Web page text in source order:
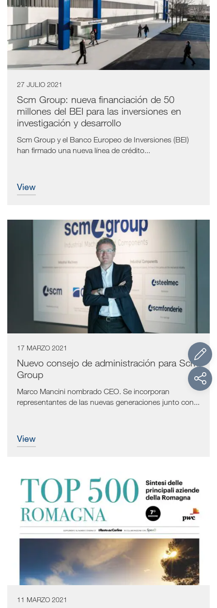
27 JULIO 2021
Scm Group: nueva financiación de 50
millones del BEI para las inversiones en
investigación y desarrollo
Scm Group y el Banco Europeo de Inversiones (BEI)
han firmado una nueva línea de crédito...
view
17 MARZO 2021
Nuevo consejo de administración para Scm
Group
Marco Mancini nombrado CEO. Se incorporan
representantes de las nuevas generaciones junto con...
view
11 MARZO 2021